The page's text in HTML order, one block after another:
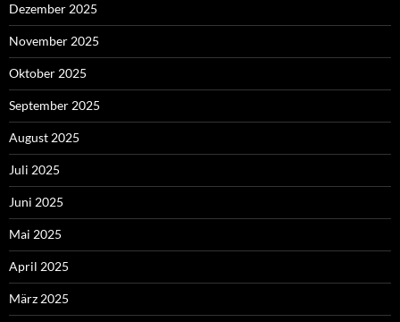
Dezember 2025
November 2025
Oktober 2025
September 2025
August 2025
Juli 2025
Juni 2025
Mai 2025
April 2025
März 2025